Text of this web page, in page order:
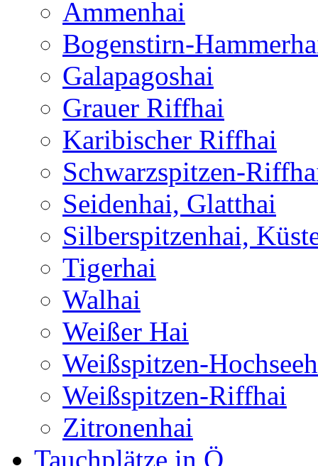
Ammenhai
Bogenstirn-
Galapagoshai
Grauer Riffhai
Karibischer Riffhai
Schwarzspitzen-
Seidenhai, Glatthai
Silberspitzenhai,
Tigerhai
Walhai
Weißer Hai
Weißspitzen-
Weißspitzen-Riffhai
Zitronenhai
Tauchplätze in Ö